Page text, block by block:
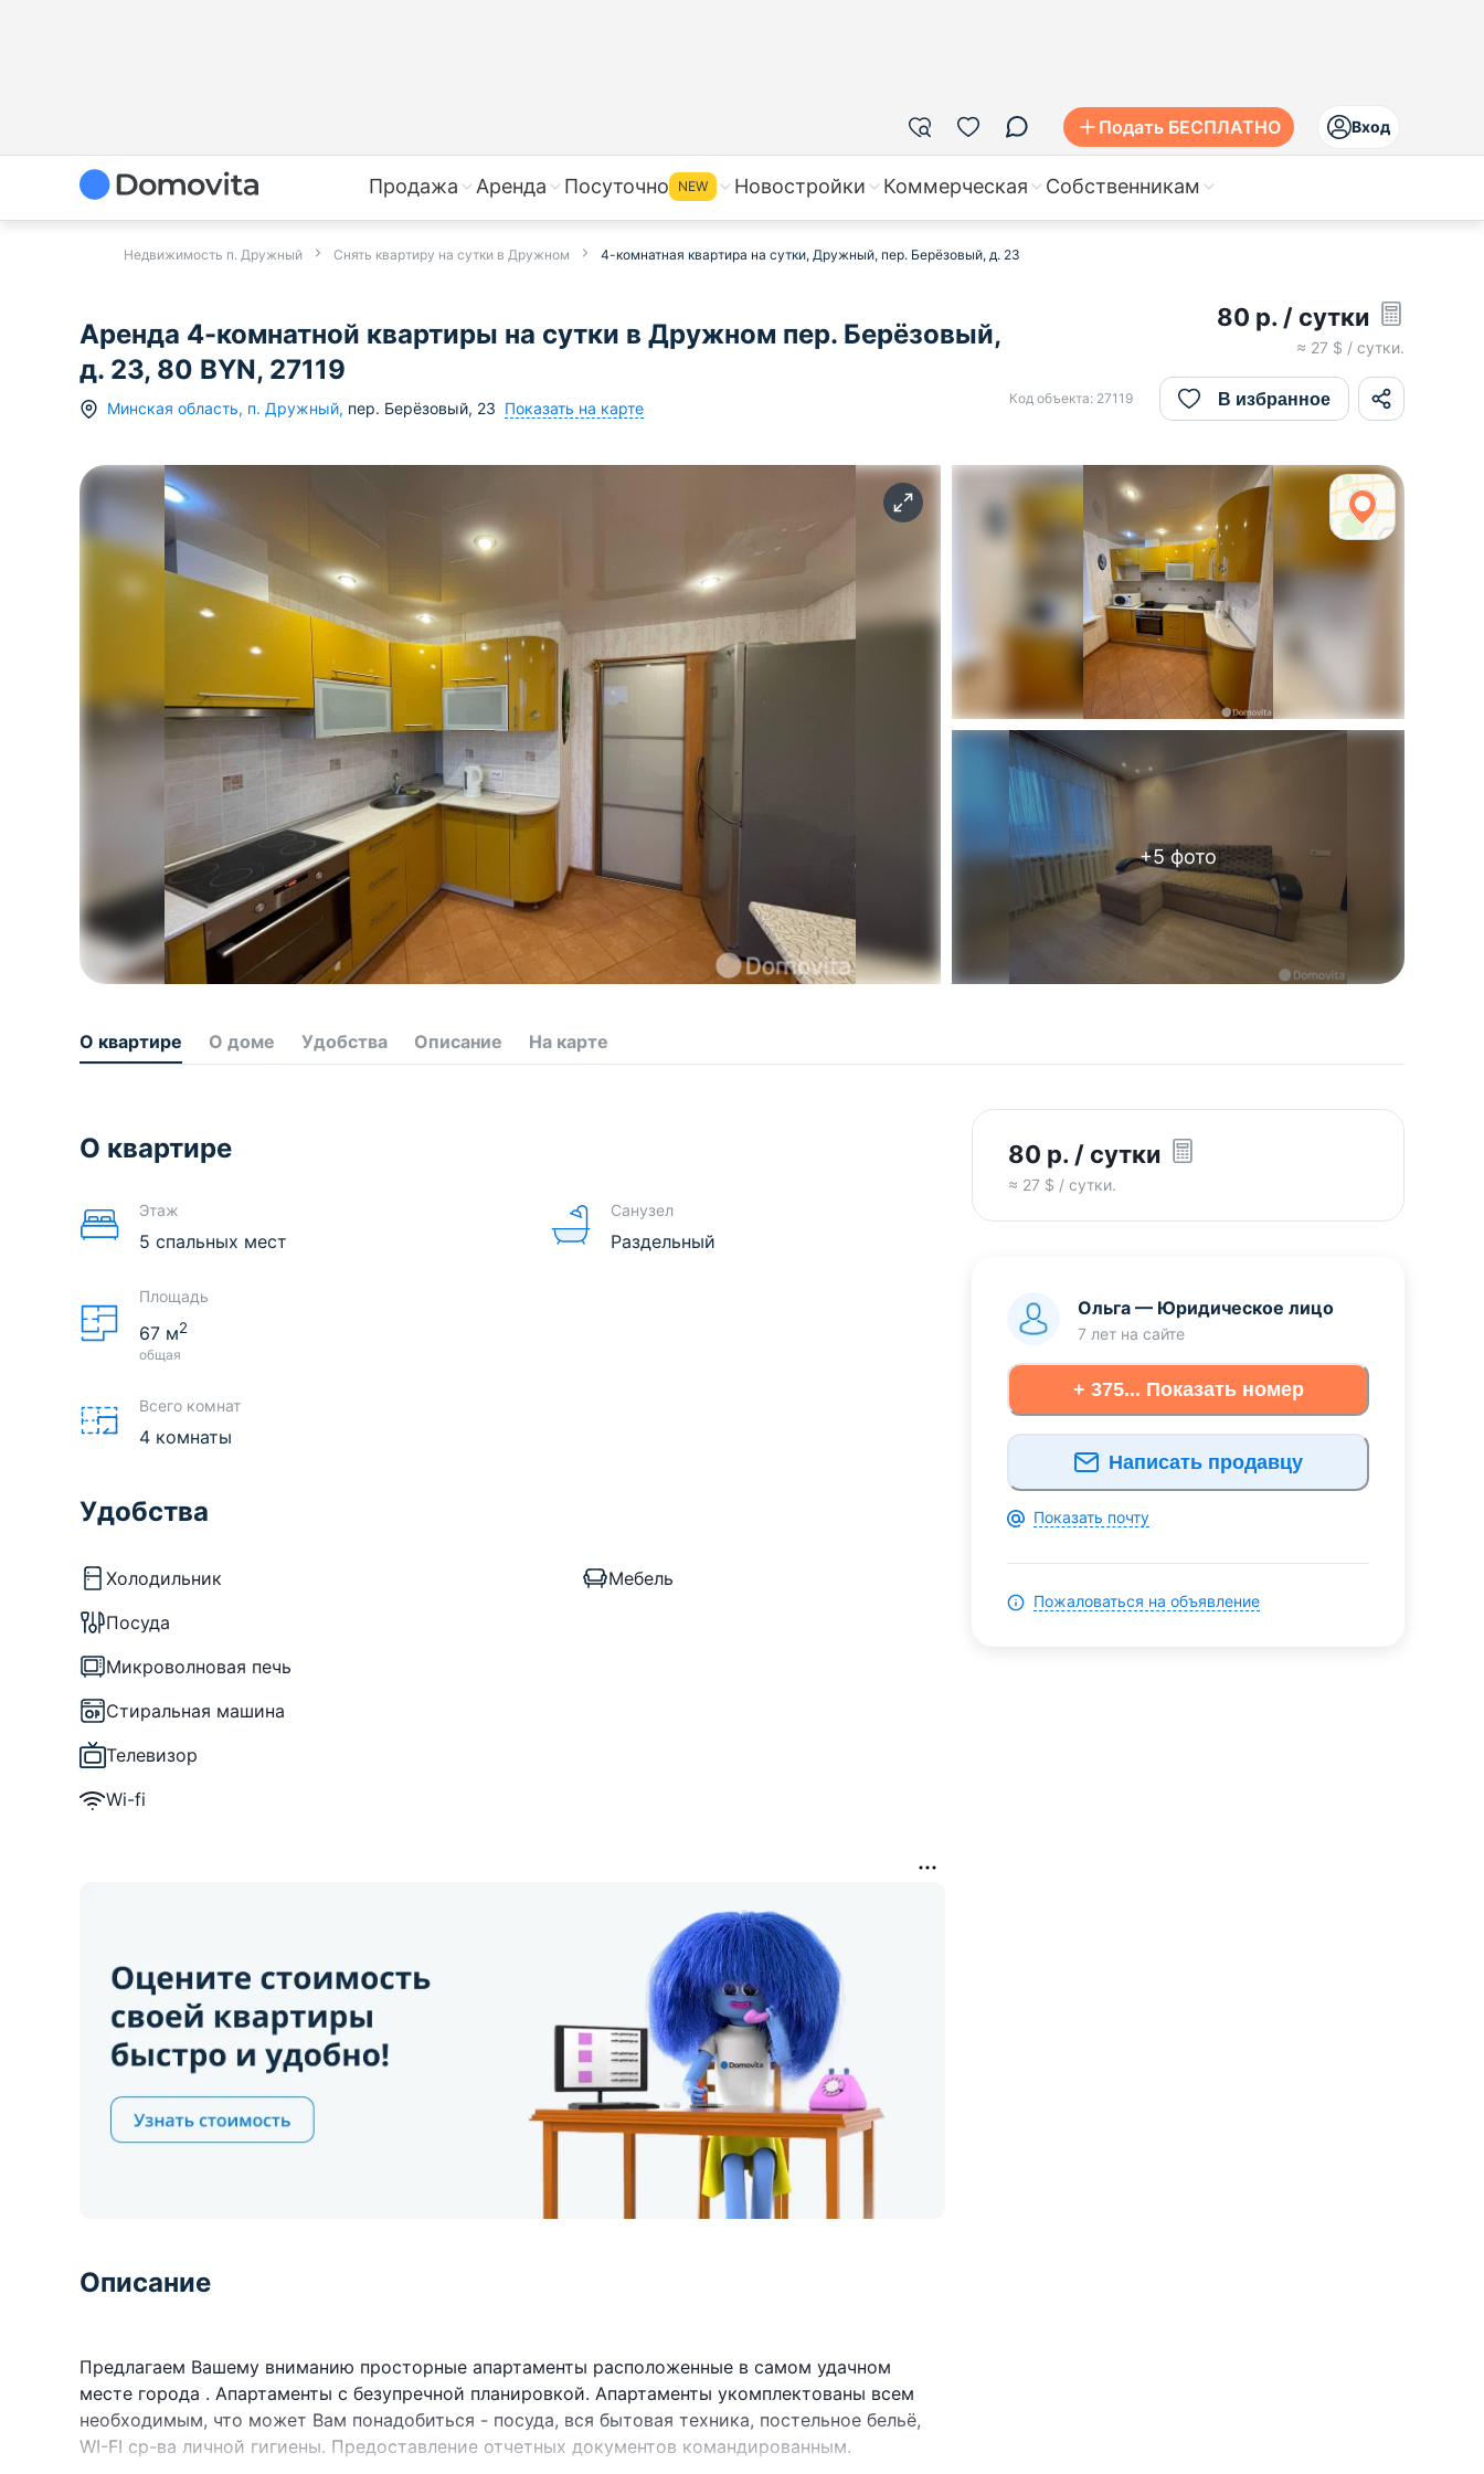
Подать БЕСПЛАТНО Вход
Продажа Аренда Посуточно NEW Новостройки Коммерческая Собственникам
Недвижимость п. Дружный Снять квартиру на сутки в Дружном 4-комнатная квартира на сутки, Дружный, пер. Берёзовый, д. 23
Аренда 4-комнатной квартиры на сутки в Дружном пер. Берёзовый,
д. 23, 80 BYN, 27119
Минская область, п. Дружный, пер. Берёзовый, 23 Показать на карте
80 р. / сутки
≈ 27 $ / сутки.
Код объекта: 27119 В избранное
+5фото
О квартире О доме Удобства Описание На карте
О квартире
Этаж
5 спальных мест
Площадь
67 м2
общая
Всего комнат
4 комнаты
Санузел
Раздельный
Удобства
Холодильник
Посуда
Микроволновая печь
Стиральная машина
Телевизор
Wi-fi
Мебель
Описание
Предлагаем Вашему вниманию просторные апартаменты расположенные в самом удачном
месте города . Апартаменты с безупречной планировкой. Апартаменты укомплектованы всем
необходимым, что может Вам понадобиться - посуда, вся бытовая техника, постельное бельё,
WI-FI ср-ва личной гигиены. Предоставление отчетных документов командированным.
80 р. / сутки
≈ 27 $ / сутки.
Ольга — Юридическое лицо
7 лет на сайте
+ 375... Показать номер
Написать продавцу
Показать почту
Пожаловаться на объявление